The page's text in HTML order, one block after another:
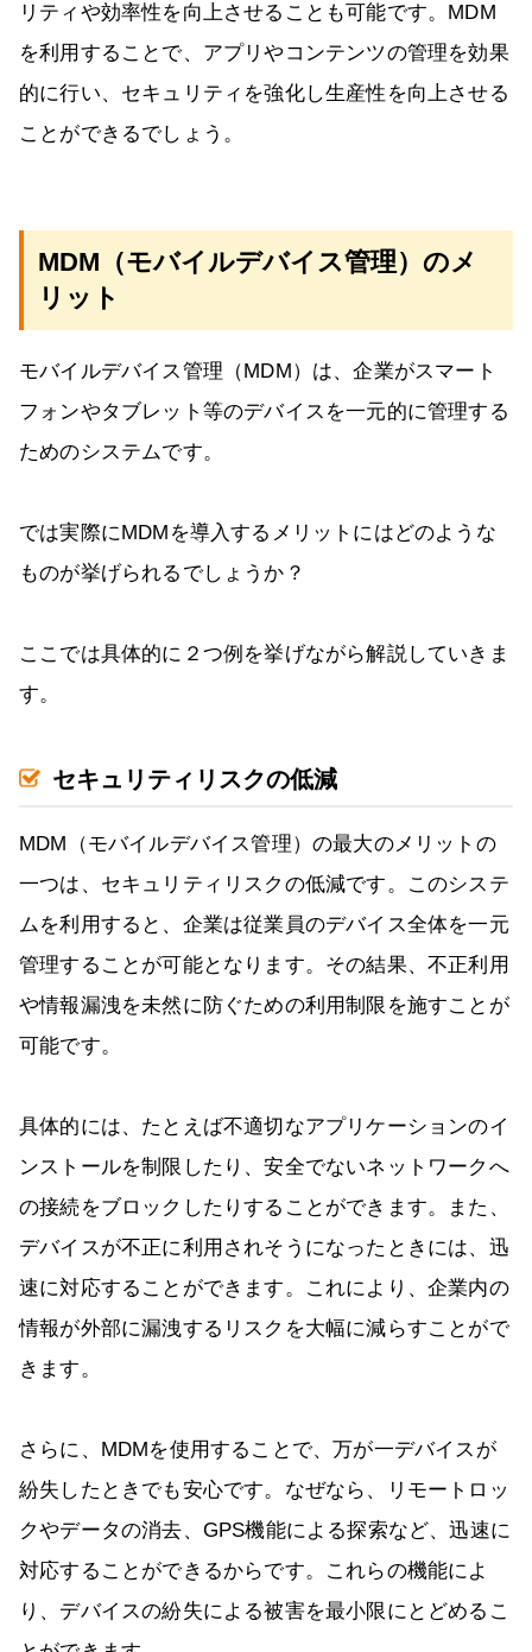
リティや効率性を向上させることも可能です。MDM
を利用することで、アプリやコンテンツの管理を効果
的に行い、セキュリティを強化し生産性を向上させる
ことができるでしょう。
MDM（モバイルデバイス管理）のメ
リット
モバイルデバイス管理（MDM）は、企業がスマート
フォンやタブレット等のデバイスを一元的に管理する
ためのシステムです。
では実際にMDMを導入するメリットにはどのような
ものが挙げられるでしょうか？
ここでは具体的に２つ例を挙げながら解説していきま
す。
セキュリティリスクの低減
MDM（モバイルデバイス管理）の最大のメリットの
一つは、セキュリティリスクの低減です。このシステ
ムを利用すると、企業は従業員のデバイス全体を一元
管理することが可能となります。その結果、不正利用
や情報漏洩を未然に防ぐための利用制限を施すことが
可能です。
具体的には、たとえば不適切なアプリケーションのイ
ンストールを制限したり、安全でないネットワークへ
の接続をブロックしたりすることができます。また、
デバイスが不正に利用されそうになったときには、迅
速に対応することができます。これにより、企業内の
情報が外部に漏洩するリスクを大幅に減らすことがで
きます。
さらに、MDMを使用することで、万が一デバイスが
紛失したときでも安心です。なぜなら、リモートロッ
クやデータの消去、GPS機能による探索など、迅速に
対応することができるからです。これらの機能によ
り、デバイスの紛失による被害を最小限にとどめるこ